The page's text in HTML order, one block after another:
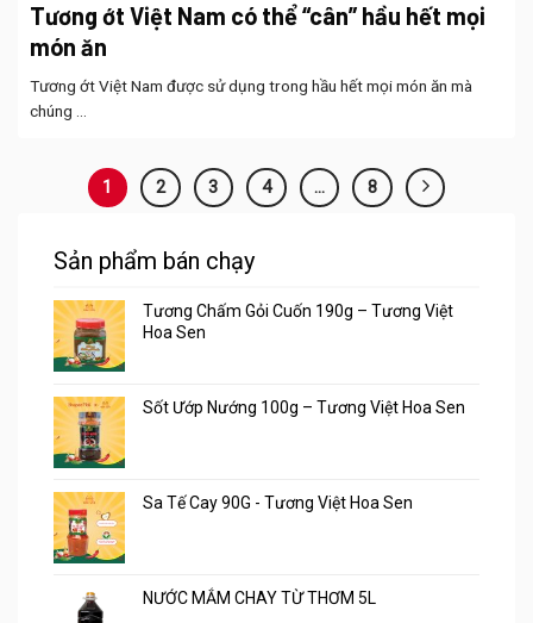
Tương ớt Việt Nam có thể “cân” hầu hết mọi
món ăn
Tương ớt Việt Nam được sử dụng trong hầu hết mọi món ăn mà
chúng ...
1 2 3 4 … 8
Sản phẩm bán chạy
Tương Chấm Gỏi Cuốn 190g – Tương Việt
Hoa Sen
Sốt Ướp Nướng 100g – Tương Việt Hoa Sen
Sa Tế Cay 90G - Tương Việt Hoa Sen
NƯỚC MẮM CHAY TỪ THƠM 5L